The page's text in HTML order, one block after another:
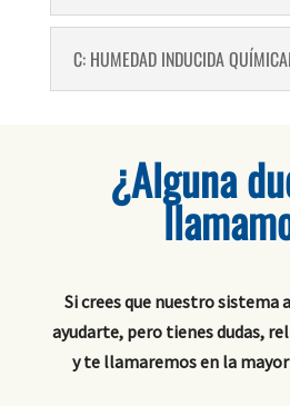
C: HUMEDAD INDUCIDA
¿Alguna
Si crees que nuestro sistema
ayudarte, pero tienes dudas,
y te llamaremos en la